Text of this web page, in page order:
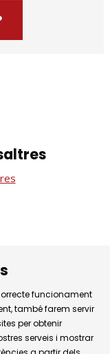
a 17.30h i
|
funcionament
també farem servir
per obtenir
serveis i mostrar